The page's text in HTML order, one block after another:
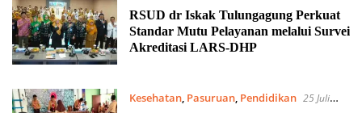
RSUD dr Iskak Tulungagung Perkuat
Standar Mutu Pelayanan melalui Survei
Akreditasi LARS-DHP
Kesehatan, Pasuruan, Pendidikan 25 Juli